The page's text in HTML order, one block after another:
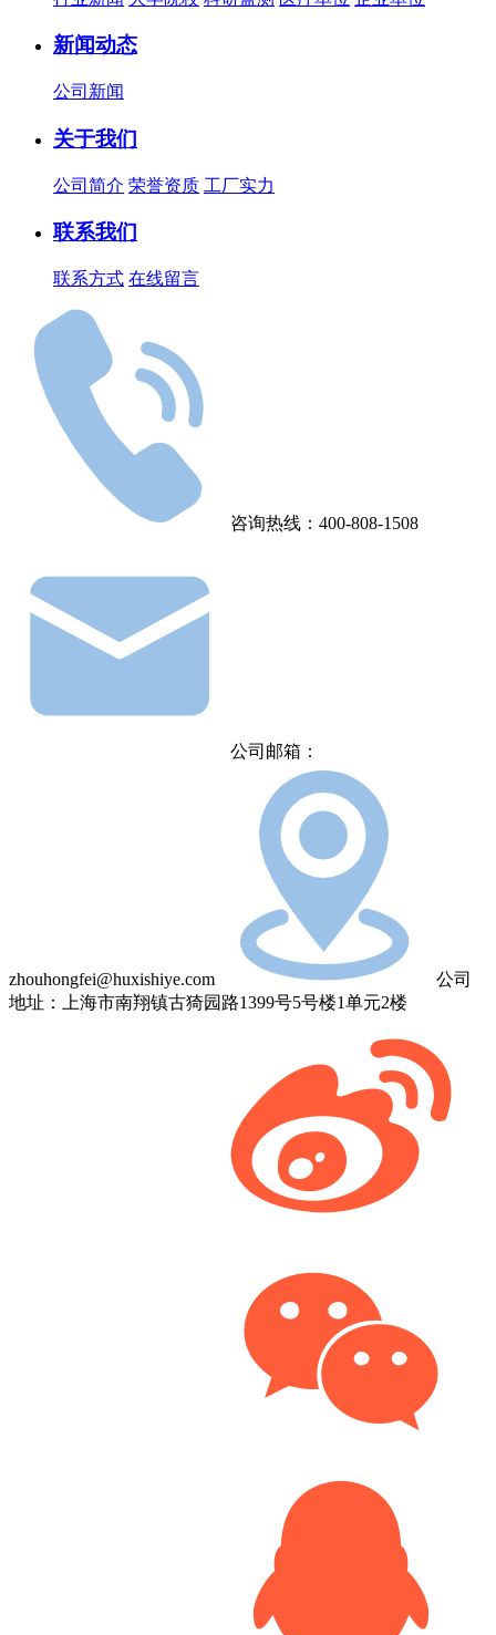
新闻动态
公司新闻
关于我们
公司简介 荣誉资质 工厂实力
联系我们
联系方式 在线留言
咨询热线：400-808-1508
公司邮箱：
zhouhongfei@huxishiye.com
公司
地址：上海市南翔镇古猗园路1399号5号楼1单元2楼